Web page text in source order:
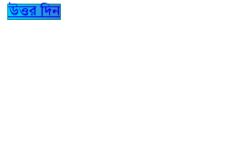
উত্তর দিন